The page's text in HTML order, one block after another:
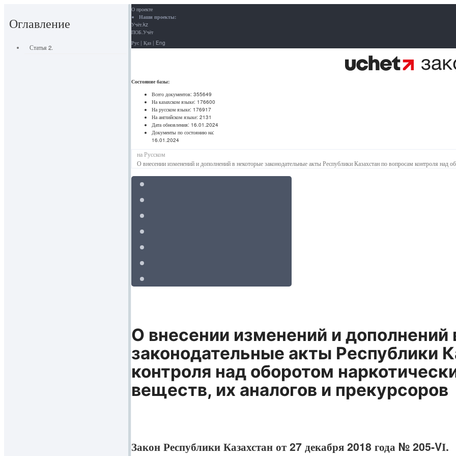
Оглавление
Статья 2.
О проекте
Наши проекты:
Учёт.kz
ПОБ.Учёт
Рус | Қаз | Eng
Состояние базы:
Всего документов: 355649
На казахском языке: 176600
На русском языке: 176917
На английском языке: 2131
Дата обновления: 16.01.2024
Документы по состоянию на:
16.01.2024
на Русском
О внесении изменений и дополнений в некоторые законодательные акты Республики Казахстан по вопросам контроля над
О внесении изменений и дополнений
законодательные акты Республики
контроля над оборотом
веществ, их аналогов и прекурсоров
Закон Республики Казахстан от 27 декабря 2018 года № 205-VІ.